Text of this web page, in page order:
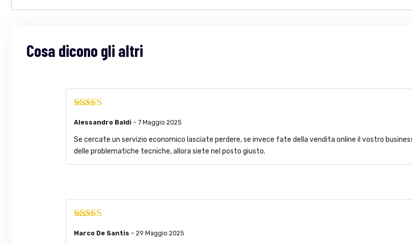
Cosa dicono gli altri
5
Alessandro Baldi – 7 Maggio 2025
Se cercate un servizio economico lasciate perdere, se invece fate della vendita online il vostro
delle problematiche tecniche, allora siete nel posto giusto.
su
5
Marco De Santis – 29 Maggio 2025